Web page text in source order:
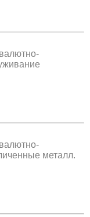
металл.